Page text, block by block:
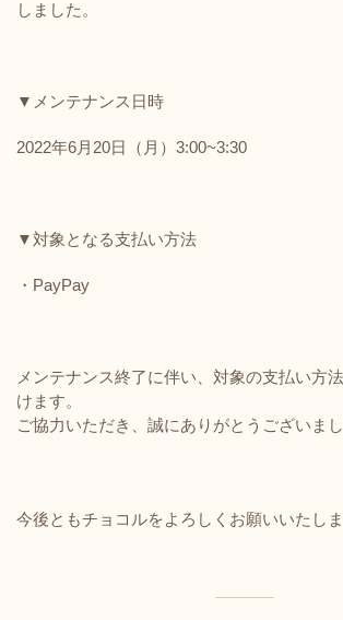
しました。
▼メンテナンス日時
2022年6月20日（月）3:00~3:30
▼対象となる支払い方法
・PayPay
メンテナンス終了に伴い、対象の支払い方
けます。
ご協力いただき、誠にありがとうございまし
今後ともチョコルをよろしくお願いいたしま